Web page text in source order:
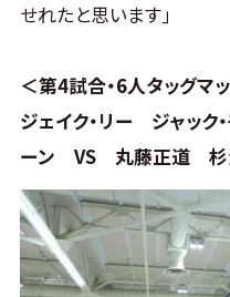
せれたと思います｣
＜第4試合・6人タッグマ
ジェイク・リー ジャック
ーン VS 丸藤正道 杉